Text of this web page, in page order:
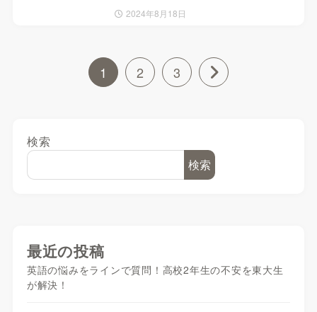
2024年8月18日
1 2 3
検索
検索
最近の投稿
英語の悩みをラインで質問！高校2年生の不安を東大生
が解決！